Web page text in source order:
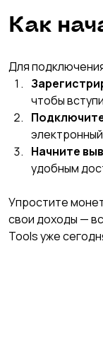
Как
Для
чтобы
Начните
удобным
Упростите
свои доходы —
Tools уже